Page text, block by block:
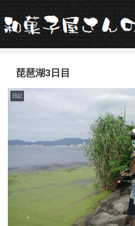
琵琶湖3日目
日記